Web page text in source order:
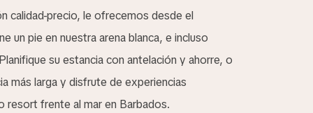
calidad-precio, le ofrecemos desde el
un pie en nuestra arena blanca, e incluso
su estancia con antelación y ahorre, o
más larga y disfrute de experiencias
resort frente al mar en Barbados.